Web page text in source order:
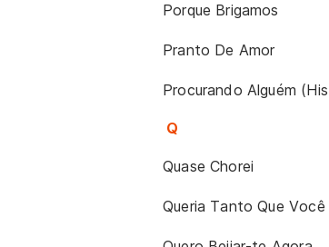
Porque Brigamos
Pranto De Amor
Procurando Alguém
Q
Quase Chorei
Queria Tanto Que